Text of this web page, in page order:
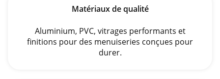
Matériaux de qualité
Aluminium, PVC, vitrages performants et
finitions pour des menuiseries conçues pour
durer.